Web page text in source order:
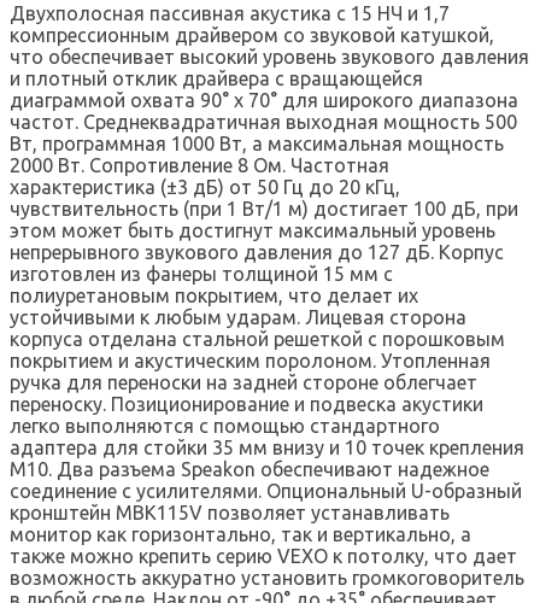
Двухполосная пассивная акустика с 15 НЧ и 1,7
компрессионным драйвером со звуковой катушкой,
что обеспечивает высокий уровень звукового давления
и плотный отклик драйвера с вращающейся
диаграммой охвата 90° x 70° для широкого диапазона
частот. Среднеквадратичная выходная мощность 500
Вт, программная 1000 Вт, а максимальная мощность
2000 Вт. Сопротивление 8 Ом. Частотная
характеристика (±3 дБ) от 50 Гц до 20 кГц,
чувствительность (при 1 Вт/1 м) достигает 100 дБ, при
этом может быть достигнут максимальный уровень
непрерывного звукового давления до 127 дБ. Корпус
изготовлен из фанеры толщиной 15 мм с
полиуретановым покрытием, что делает их
устойчивыми к любым ударам. Лицевая сторона
корпуса отделана стальной решеткой с порошковым
покрытием и акустическим поролоном. Утопленная
ручка для переноски на задней стороне облегчает
переноску. Позиционирование и подвеска акустики
легко выполняются с помощью стандартного
адаптера для стойки 35 мм внизу и 10 точек крепления
M10. Два разъема Speakon обеспечивают надежное
соединение с усилителями. Опциональный U-образный
кронштейн MBK115V позволяет устанавливать
монитор как горизонтально, так и вертикально, а
также можно крепить серию VEXO к потолку, что дает
возможность аккуратно установить громкоговоритель